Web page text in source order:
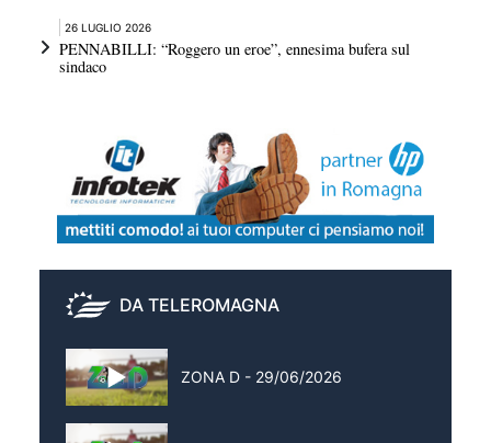
26 LUGLIO 2026
PENNABILLI: “Roggero un eroe”, ennesima bufera sul
sindaco
DA TELEROMAGNA
ZONA D - 29/06/2026